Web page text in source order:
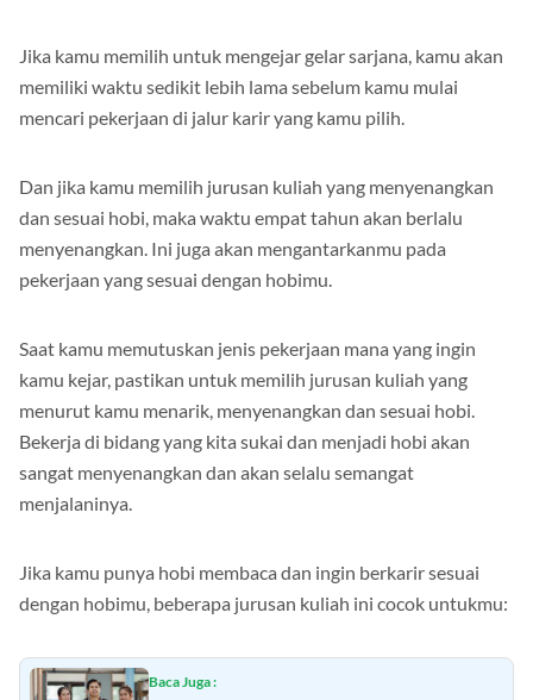
Jika kamu memilih untuk mengejar gelar sarjana, kamu akan
memiliki waktu sedikit lebih lama sebelum kamu mulai
mencari pekerjaan di jalur karir yang kamu pilih.
Dan jika kamu memilih jurusan kuliah yang menyenangkan
dan sesuai hobi, maka waktu empat tahun akan berlalu
menyenangkan. Ini juga akan mengantarkanmu pada
pekerjaan yang sesuai dengan hobimu.
Saat kamu memutuskan jenis pekerjaan mana yang ingin
kamu kejar, pastikan untuk memilih jurusan kuliah yang
menurut kamu menarik, menyenangkan dan sesuai hobi.
Bekerja di bidang yang kita sukai dan menjadi hobi akan
sangat menyenangkan dan akan selalu semangat
menjalaninya.
Jika kamu punya hobi membaca dan ingin berkarir sesuai
dengan hobimu, beberapa jurusan kuliah ini cocok untukmu:
Baca Juga :